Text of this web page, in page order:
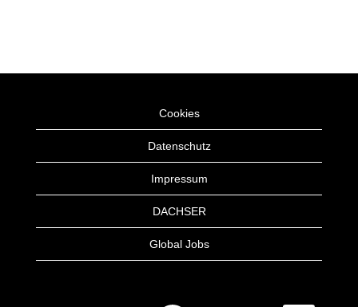
Cookies
Datenschutz
Impressum
DACHSER
Global Jobs